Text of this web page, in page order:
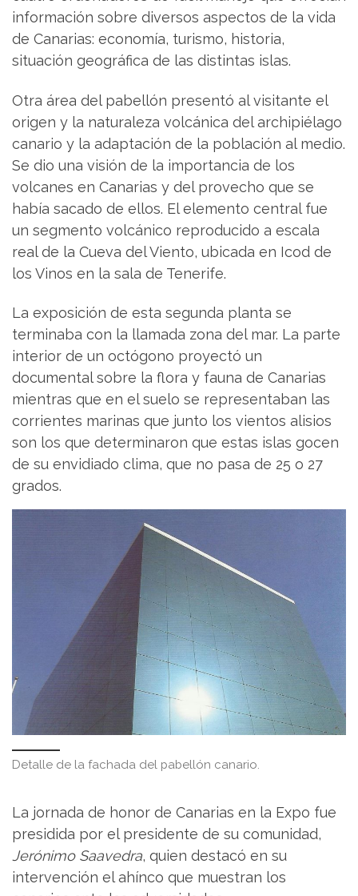
información sobre diversos aspectos de la vida
de Canarias: economía, turismo, historia,
situación geográfica de las distintas islas.
Otra área del pabellón presentó al visitante el
origen y la naturaleza volcánica del archipiélago
canario y la adaptación de la población al medio.
Se dio una visión de la importancia de los
volcanes en Canarias y del provecho que se
había sacado de ellos. El elemento central fue
un segmento volcánico reproducido a escala
real de la Cueva del Viento, ubicada en Icod de
los Vinos en la sala de Tenerife.
La exposición de esta segunda planta se
terminaba con la llamada zona del mar. La parte
interior de un octógono proyectó un
documental sobre la flora y fauna de Canarias
mientras que en el suelo se representaban las
corrientes marinas que junto los vientos alisios
son los que determinaron que estas islas gocen
de su envidiado clima, que no pasa de 25 o 27
grados.
Detalle de la fachada del pabellón canario.
La jornada de honor de Canarias en la Expo fue
presidida por el presidente de su comunidad,
Jerónimo Saavedra, quien destacó en su
intervención el ahínco que muestran los